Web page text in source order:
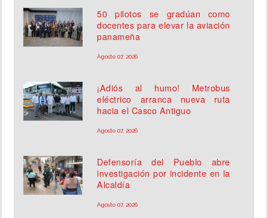
50 pilotos se gradúan como
docentes para elevar la aviación
panameña
Agosto 07, 2026
¡Adiós al humo! Metrobus
eléctrico arranca nueva ruta
hacia el Casco Antiguo
Agosto 07, 2026
Defensoría del Pueblo abre
investigación por incidente en la
Alcaldía
Agosto 07, 2026